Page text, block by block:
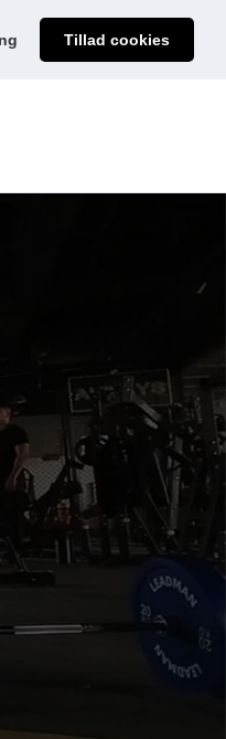
Tillad cookies
skræddersyet til dig